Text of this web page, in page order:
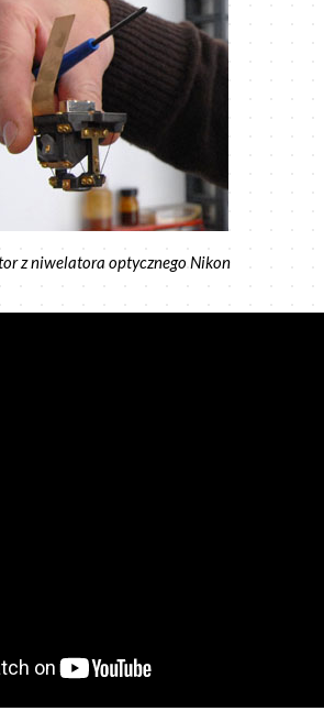
z niwelatora optycznego Nikon